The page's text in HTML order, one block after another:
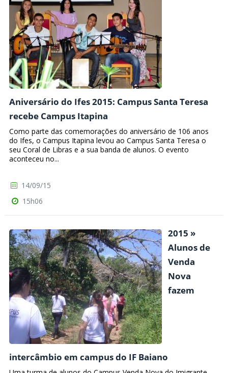
Aniversário do Ifes 2015: Campus Santa Teresa
recebe Campus Itapina
Como parte das comemorações do aniversário de 106 anos
do Ifes, o Campus Itapina levou ao Campus Santa Teresa o
seu Coral de Libras e a sua banda de alunos. O evento
aconteceu no...
14/09/15
15h06
2015 »
Alunos de
Venda
Nova
fazem
intercâmbio em campus do IF Baiano